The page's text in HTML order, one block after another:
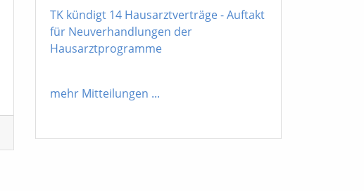
TK kündigt 14 Hausarztverträge - Auftakt
für Neuverhandlungen der
Hausarztprogramme
mehr Mitteilungen ...